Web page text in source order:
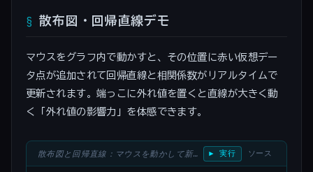
散布図・回帰直線デモ
マウスをグラフ内で動かすと、その位置に赤い仮想デー
タ点が追加されて回帰直線と相関係数がリアルタイムで
更新されます。端っこに外れ値を置くと直線が大きく動
く「外れ値の影響力」を体感できます。
散布図と回帰直線：マウスを動かして新しい点の位置を確認、直線と相関係数への影響を観察 ▶ 実行 ソース